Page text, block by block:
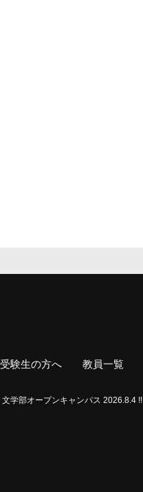
受験生の方へ 教員一覧
文学部オープンキャンパス 2026.8.4 !!